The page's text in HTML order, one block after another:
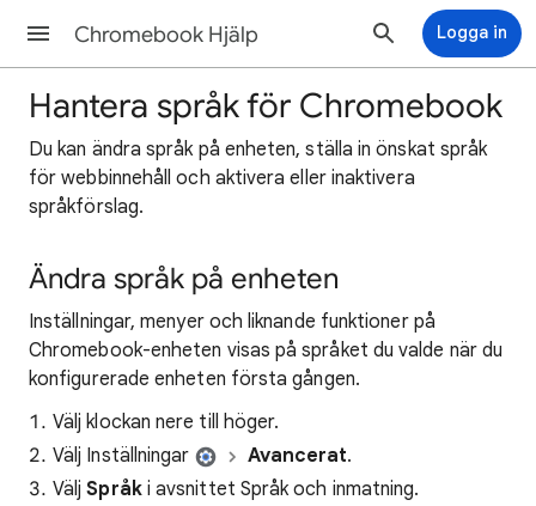
Chromebook Hjälp Logga in
Hantera språk för Chromebook
Du kan ändra språk på enheten, ställa in önskat språk
för webbinnehåll och aktivera eller inaktivera
språkförslag.
Ändra språk på enheten
Inställningar, menyer och liknande funktioner på
Chromebook-enheten visas på språket du valde när du
konfigurerade enheten första gången.
Välj klockan nere till höger.
Välj Inställningar
Avancerat.
VäljSpråki avsnittet Språk och inmatning.